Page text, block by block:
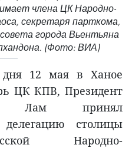
члена ЦК Народно-
секретаря парткома,
города Вьентьяна
(Фото: ВИА)
дня 12 мая в Ханое
ЦК КПВ, Президент
Лам принял
делегацию столицы
Народно-